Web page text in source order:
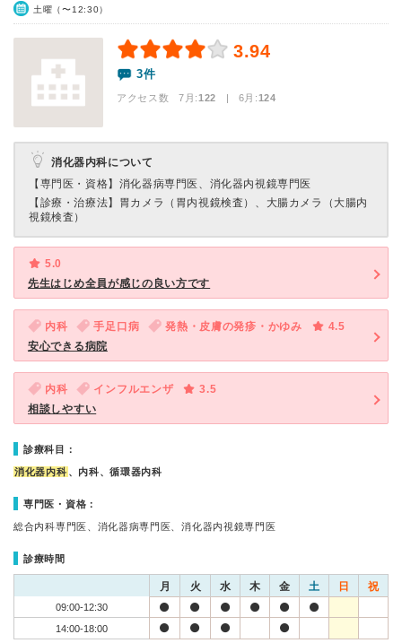
土曜（〜12:30）
3.94
3件
アクセス数 7月:122 | 6月:124
消化器内科について
【専門医・資格】 消化器病専門医、消化器内視鏡専門医
【診療・治療法】 胃カメラ（胃内視鏡検査）、大腸カメラ（大腸内
視鏡検査）
5.0
先生はじめ全員が感じの良い方です
内科 手足口病 発熱・皮膚の発疹・かゆみ
4.5
安心できる病院
内科 インフルエンザ
3.5
相談しやすい
診療科目：
消化器内科 、内科、循環器内科
専門医・資格：
総合内科専門医、消化器病専門医、消化器内視鏡専門医
診療時間
月 火 水 木 金 土 日 祝
09:00-12:30
14:00-18:00